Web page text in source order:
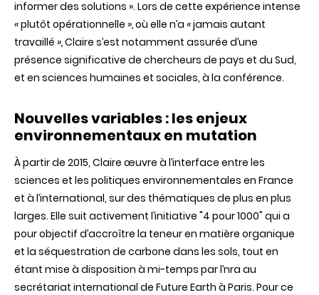
informer des solutions ». Lors de cette expérience intense
«plutôt opérationnelle »,où elle n’a «jamais autant
travaillé »,Claire s’est notamment assurée d’une
présence significative de chercheurs de pays et du Sud,
et en sciences humaines et sociales, à la conférence.
Nouvelles variables : les enjeux
environnementaux en mutation
À partir de 2015, Claire œuvre à l’interface entre les
sciences et les politiques environnementales en France
et à l’international, sur des thématiques de plus en plus
larges. Elle suit activement l’initiative "4 pour 1000" qui a
pour objectif d’accroître la teneur en matière organique
et la séquestration de carbone dans les sols, tout en
étant mise à disposition à mi-temps par l’nra au
secrétariat international de Future Earth à Paris. Pour ce